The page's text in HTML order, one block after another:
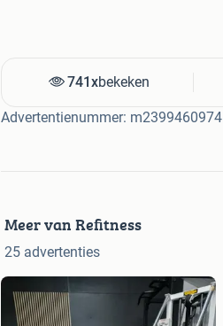
741xbekeken
Advertentienummer: m2399460974
Meer van Refitness
25 advertenties